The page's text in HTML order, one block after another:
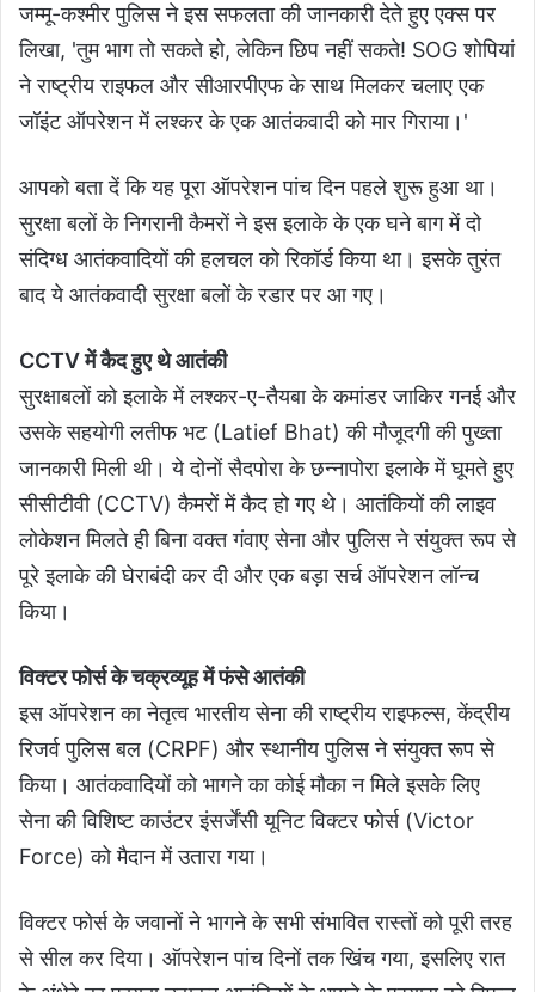
जम्मू-कश्मीर पुलिस ने इस सफलता की जानकारी देते हुए एक्स पर
लिखा, 'तुम भाग तो सकते हो, लेकिन छिप नहीं सकते! SOG शोपियां
ने राष्ट्रीय राइफल और सीआरपीएफ के साथ मिलकर चलाए एक
जॉइंट ऑपरेशन में लश्कर के एक आतंकवादी को मार गिराया।'
आपको बता दें कि यह पूरा ऑपरेशन पांच दिन पहले शुरू हुआ था।
सुरक्षा बलों के निगरानी कैमरों ने इस इलाके के एक घने बाग में दो
संदिग्ध आतंकवादियों की हलचल को रिकॉर्ड किया था। इसके तुरंत
बाद ये आतंकवादी सुरक्षा बलों के रडार पर आ गए।
CCTV में कैद हुए थे आतंकी
सुरक्षाबलों को इलाके में लश्कर-ए-तैयबा के कमांडर जाकिर गनई और
उसके सहयोगी लतीफ भट (Latief Bhat) की मौजूदगी की पुख्ता
जानकारी मिली थी। ये दोनों सैदपोरा के छन्नापोरा इलाके में घूमते हुए
सीसीटीवी (CCTV) कैमरों में कैद हो गए थे। आतंकियों की लाइव
लोकेशन मिलते ही बिना वक्त गंवाए सेना और पुलिस ने संयुक्त रूप से
पूरे इलाके की घेराबंदी कर दी और एक बड़ा सर्च ऑपरेशन लॉन्च
किया।
विक्टर फोर्स के चक्रव्यूह में फंसे आतंकी
इस ऑपरेशन का नेतृत्व भारतीय सेना की राष्ट्रीय राइफल्स, केंद्रीय
रिजर्व पुलिस बल (CRPF) और स्थानीय पुलिस ने संयुक्त रूप से
किया। आतंकवादियों को भागने का कोई मौका न मिले इसके लिए
सेना की विशिष्ट काउंटर इंसर्जेंसी यूनिट विक्टर फोर्स (Victor
Force) को मैदान में उतारा गया।
विक्टर फोर्स के जवानों ने भागने के सभी संभावित रास्तों को पूरी तरह
से सील कर दिया। ऑपरेशन पांच दिनों तक खिंच गया, इसलिए रात